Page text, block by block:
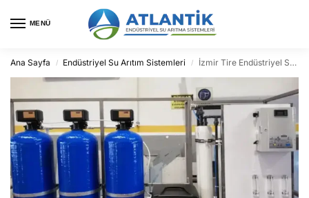
MENÜ
Ana Sayfa / Endüstriyel Su Arıtım Sistemleri / İzmir Tire Endüstriyel Su Arıtma